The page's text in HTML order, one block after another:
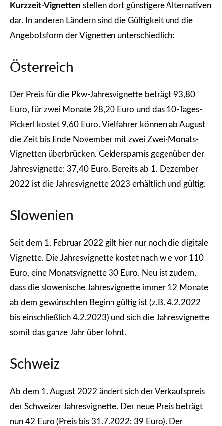
Kurzzeit-Vignetten stellen dort günstigere Alternativen
dar. In anderen Ländern sind die Gültigkeit und die
Angebotsform der Vignetten unterschiedlich:
Österreich
Der Preis für die Pkw-Jahresvignette beträgt 93,80
Euro, für zwei Monate 28,20 Euro und das 10-Tages-
Pickerl kostet 9,60 Euro. Vielfahrer können ab August
die Zeit bis Ende November mit zwei Zwei-Monats-
Vignetten überbrücken. Geldersparnis gegenüber der
Jahresvignette: 37,40 Euro. Bereits ab 1. Dezember
2022 ist die Jahresvignette 2023 erhältlich und gültig.
Slowenien
Seit dem 1. Februar 2022 gilt hier nur noch die digitale
Vignette. Die Jahresvignette kostet nach wie vor 110
Euro, eine Monatsvignette 30 Euro. Neu ist zudem,
dass die slowenische Jahresvignette immer 12 Monate
ab dem gewünschten Beginn gültig ist (z.B. 4.2.2022
bis einschließlich 4.2.2023) und sich die Jahresvignette
somit das ganze Jahr über lohnt.
Schweiz
Ab dem 1. August 2022 ändert sich der Verkaufspreis
der Schweizer Jahresvignette. Der neue Preis beträgt
nun 42 Euro (Preis bis 31.7.2022: 39 Euro). Der